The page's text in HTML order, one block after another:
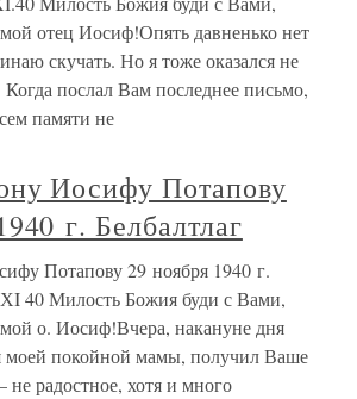
отец Иосиф!Опять давненько нет
скучать. Но я тоже оказался не
послал Вам последнее письмо,
памяти не
Иосифу Потапову
г. Белбалтлаг
Потапову 29 ноября 1940 г.
40 Милость Божия буди с Вами,
о. Иосиф!Вчера, накануне дня
моей покойной мамы, получил Ваше
радостное, хотя и много